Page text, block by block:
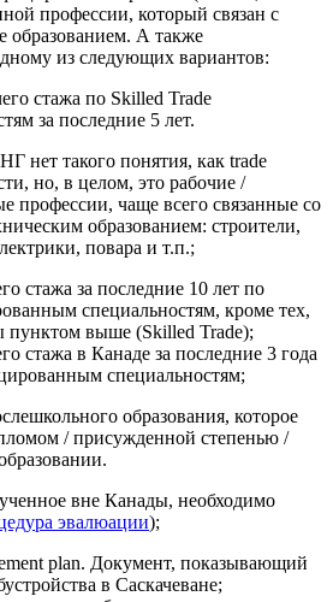
профессии, который связан с
образованием. А также
из следующих вариантов:
стажа по Skilled Trade
за последние 5 лет.
нет такого понятия, как trade
но, в целом, это рабочие /
профессии, чаще всего связанные со
образованием: строители,
повара и т.п.;
стажа за последние 10 лет по
специальностям, кроме тех,
пунктом выше (Skilled Trade);
стажа в Канаде за последние 3 года
специальностям;
образования, которое
/ присужденной степенью /
вне Канады, необходимо
эвалюации);
plan. Документ, показывающий
в Саскачеване;